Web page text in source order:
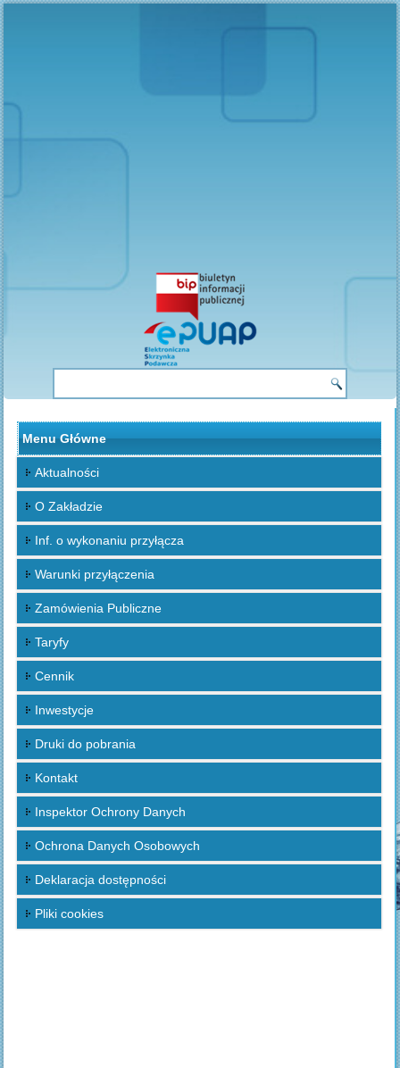
Menu Główne
Aktualności
O Zakładzie
Inf. o wykonaniu przyłącza
Warunki przyłączenia
Zamówienia Publiczne
Taryfy
Cennik
Inwestycje
Druki do pobrania
Kontakt
Inspektor Ochrony Danych
Ochrona Danych Osobowych
Deklaracja dostępności
Pliki cookies